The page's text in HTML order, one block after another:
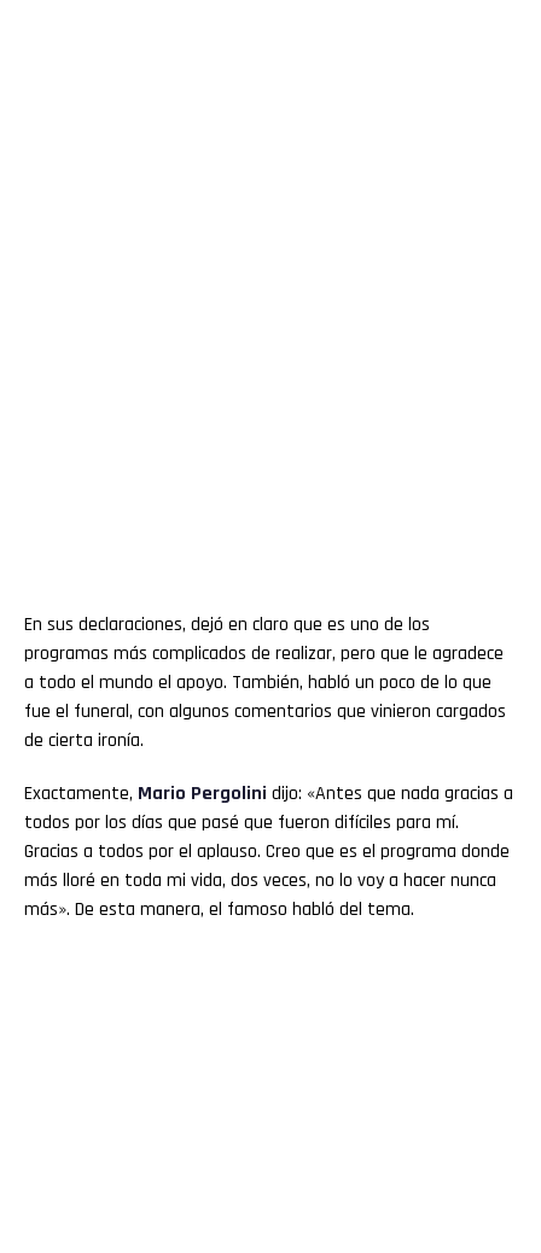
En sus declaraciones, dejó en claro que es uno de los
programas más complicados de realizar, pero que le agradece
a todo el mundo el apoyo. También, habló un poco de lo que
fue el funeral, con algunos comentarios que vinieron cargados
de cierta ironía.
Exactamente, Mario Pergolini dijo: «Antes que nada gracias a
todos por los días que pasé que fueron difíciles para mí.
Gracias a todos por el aplauso. Creo que es el programa donde
más lloré en toda mi vida, dos veces, no lo voy a hacer nunca
más». De esta manera, el famoso habló del tema.